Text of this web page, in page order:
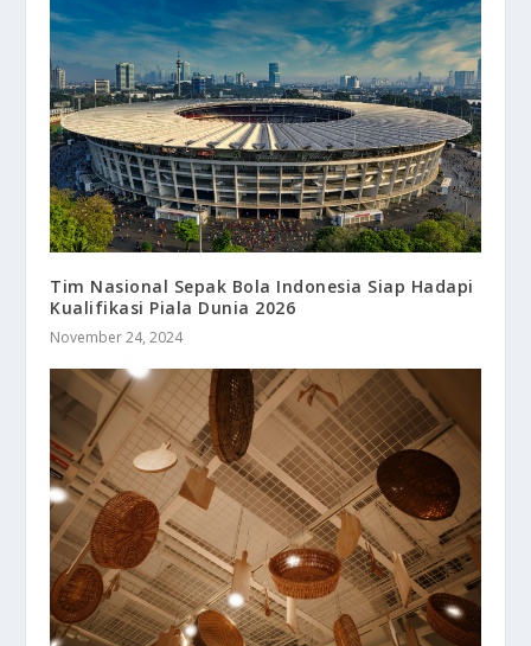
Tim Nasional Sepak Bola Indonesia Siap Hadapi
Kualifikasi Piala Dunia 2026
November 24, 2024